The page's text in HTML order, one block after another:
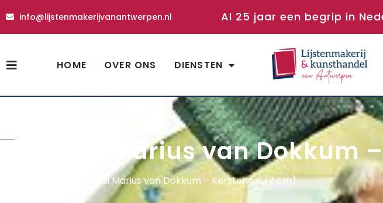
info@lijstenmakerijvanantwerpen.nl Al 25 jaar een begrip in
HOME OVER ONS DIENSTEN
Kerstbal Marius van Dokkum
Kerstbal Marius van Dokkum – Kerstengel (7 cm)